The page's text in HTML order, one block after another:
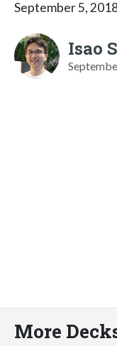
September 5,
Isao
More